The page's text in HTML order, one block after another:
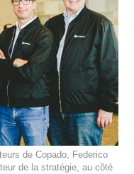
de Copado, Federico
de la stratégie, au côté